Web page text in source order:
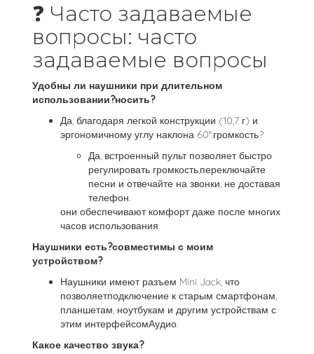
❓ Часто задаваемые
вопросы: часто
задаваемые вопросы
Удобны ли наушники при длительном
использовании?носить?
Да, благодаря легкой конструкции (10,7 г) и
эргономичному углу наклона 60°.громкость?
Да, встроенный пульт позволяет быстро
регулировать громкость,переключайте
песни и отвечайте на звонки, не доставая
телефон.
они обеспечивают комфорт даже после многих
часов использования.
Наушники есть?совместимы с моим
устройством?
Наушники имеют разъем Mini Jack, что
позволяетподключение к старым смартфонам,
планшетам, ноутбукам и другим устройствам с
этим интерфейсомАудио.
Какое качество звука?